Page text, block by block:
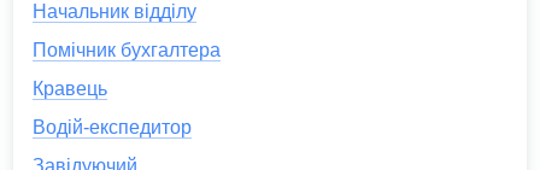
Начальник відділу
Помічник бухгалтера
Кравець
Водій-експедитор
Завідуючий